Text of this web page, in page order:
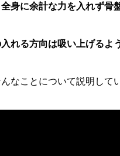
身に余計な力を入れず骨
れる方向は吸い上げるよ
なことについて説明して